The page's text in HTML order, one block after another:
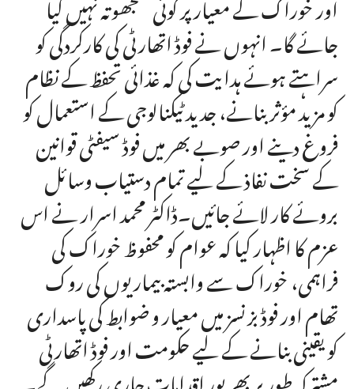
جائے گا۔ انہوں نے فوڈ اتھارٹی کی کارکردگی کو
سراہتے ہوئے ہدایت کی کہ غذائی تحفظ کے نظام
کو مزید مؤثر بنانے، جدید ٹیکنالوجی کے استعمال کو
فروغ دینے اور صوبے بھر میں فوڈ سیفٹی قوانین
کے سخت نفاذ کے لیے تمام دستیاب وسائل
بروئے کار لائے جائیں۔ڈاکٹر محمد اسرار نے اس
عزم کا اظہار کیا کہ عوام کو محفوظ خوراک کی
فراہمی، خوراک سے وابستہ بیماریوں کی روک
تھام اور فوڈ بزنسز میں معیار و ضوابط کی پاسداری
کو یقینی بنانے کے لیے حکومت اور فوڈ اتھارٹی